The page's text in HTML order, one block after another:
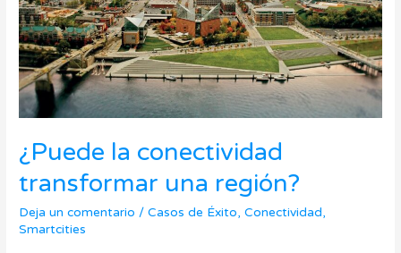
¿Puede la conectividad
transformar una región?
Deja un comentario /Casos de Éxito,Conectividad,
Smartcities
región?